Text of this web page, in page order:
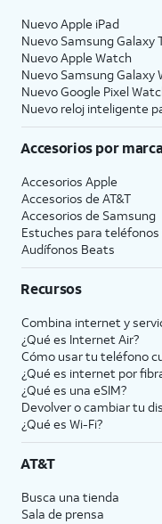
Nuevo Apple iPad
Nuevo Samsung Galaxy
Nuevo Apple Watch
Nuevo Samsung Galaxy
Nuevo Google Pixel
Nuevo reloj inteligente
Accesorios por marca
Accesorios Apple
Accesorios de AT&T
Accesorios de Samsung
Estuches para
Audífonos Beats
Recursos
Combina internet y
¿Qué es Internet Air?
Cómo usar tu teléfono
¿Qué es internet por
¿Qué es una eSIM?
Devolver o cambiar tu
¿Qué es Wi-Fi?
AT&T
Busca una tienda
Sala de prensa